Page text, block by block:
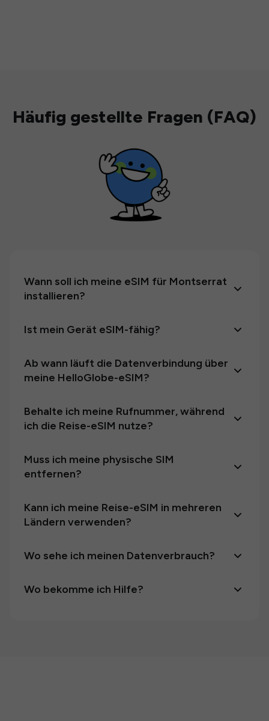
Häufig gestellte Fragen (FAQ)
Wann soll ich meine eSIM für Montserrat
installieren?
Ist mein Gerät eSIM-fähig?
Ab wann läuft die Datenverbindung über
meine HelloGlobe-eSIM?
Behalte ich meine Rufnummer, während
ich die Reise-eSIM nutze?
Muss ich meine physische SIM
entfernen?
Kann ich meine Reise-eSIM in mehreren
Ländern verwenden?
Wo sehe ich meinen Datenverbrauch?
Wo bekomme ich Hilfe?